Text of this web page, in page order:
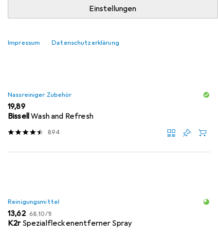
Einstellungen
Impressum Datenschutzerklärung
Nassreiniger Zubehör
Nassreiniger Zubehör
EUR
19,89
BissellWash and Refresh
894
Reinigungsmittel
EUR
13,62 EUR
68,10/1l
K2r Spezialfleckenentferner Spray